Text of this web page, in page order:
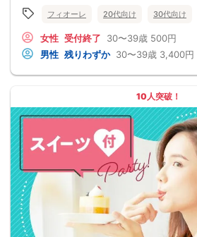
フィオーレ 20代向け 30代向け
女性 受付終了 30〜39歳 500円
男性 残りわずか 30〜39歳 3,400円
10人突破！